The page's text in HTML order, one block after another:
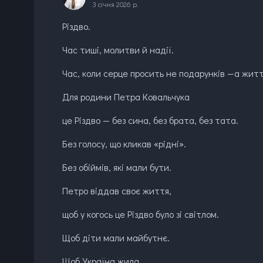
3 січня 2026 р.
Різдво.
Час тиші, молитви й надії.
Час, коли серце просить не подарунків —а
Для родини Петра Ковальчука
це Різдво — без сина, без брата, без тата.
Без голосу, що кликав «рідні».
Без обіймів, які мали бути.
Петро віддав своє життя,
щоб у когось це Різдво було зі світлом.
Щоб діти мали майбутнє.